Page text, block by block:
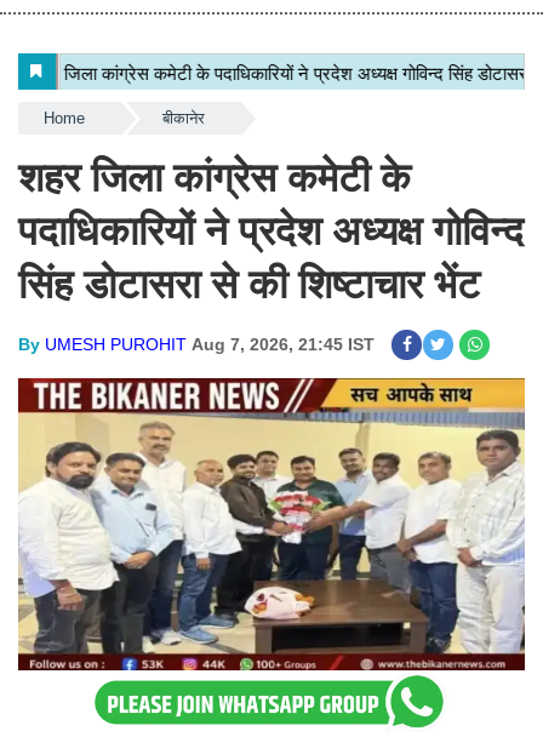
Home बीकानेर
शहर जिला कांग्रेस कमेटी के
पदाधिकारियों ने प्रदेश अध्यक्ष गोविन्द
सिंह डोटासरा से की शिष्टाचार भेंट
By UMESH PUROHIT Aug 7, 2026, 21:45 IST